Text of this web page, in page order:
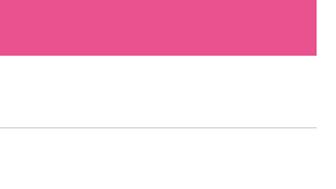
を始めて頂きました。多くの女性入居
されているようで、今日は二本の編み
めてもらいました。中には「かぎ針な
う方も、いらっしゃったので、その方
） 何ができるかを楽しみ
老祝賀会開催日時詳細 今年の敬老祝賀
（日）の１２：４５分～を予定してお
養課が作っています
子や、来月のクッキングの予告、旬の
養に関する知識や活動、その月の食時
載せています
入れたり、アーバンカラーであるピンク
かなポスターになるよう作っています
への感謝の思いをしっかりと伝えてく
も賑やかで、来場して頂いた方には夏
いかと思っております。 今後も、
り！！」と地
に頑張ります！！